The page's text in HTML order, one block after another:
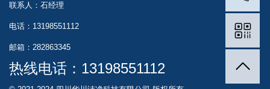
联系人：石经理
电话：13198551112
邮箱：282863345
热线电话： 13198551112